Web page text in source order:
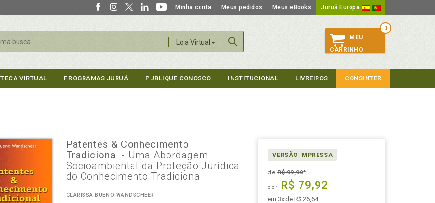
Minha conta Meus pedidos Meus eBooks Juruá Europa
Loja Virtual
0
MEU
CARRINHO
VIRTUAL PROGRAMAS JURUÁ PUBLIQUE CONOSCO INSTITUCIONAL LIVREIROS CONSINTER
Patentes & Conhecimento
Tradicional - Uma Abordagem
Socioambiental da Proteção Jurídica
do Conhecimento Tradicional
CLARISSA BUENO WANDSCHEER
VERSÃO IMPRESSA
deR$ 99,90*
por R$ 79,92
em 3x de R$ 26,64